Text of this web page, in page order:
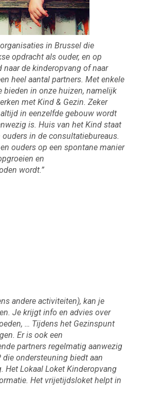
in Brussel die
opdracht als ouder, en op
de kinderopvang of naar
heel aantal partners. Met enkele
bieden in onze huizen, namelijk
met Kind & Gezin. Zeker
in eenzelfde gebouw wordt
is. Huis van het Kind staat
in de consultatiebureaus.
ouders op een spontane manier
en
wordt.”
andere activiteiten), kan je
Je krijgt info en advies over
… Tijdens het Gezinspunt
Er is ook een
partners regelmatig aanwezig
ondersteuning biedt aan
Het Lokaal Loket Kinderopvang
Het vrijetijdsloket helpt in